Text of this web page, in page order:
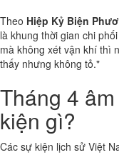
Theo Hiệp Kỷ Biện
là khung thời gian chi
mà không xét vận khí thì
thấy nhưng không tỏ."
Tháng 4
kiện gì?
Các sự kiện lịch sử Việt